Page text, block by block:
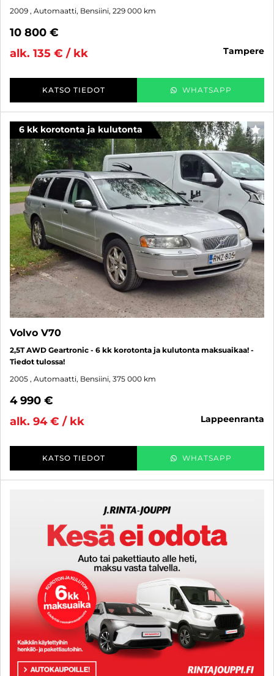
2009 , Automaatti, Bensiini, 229 000 km
10 800 €
alk. 135 € / kk
tampere
KATSO TIEDOT WHATSAPP
6 kk korotonta ja kulutonta
Volvo V70
2,5T AWD Geartronic - 6 kk korotonta ja kulutonta maksuaikaa! -
Tiedot tulossa!
2005 , Automaatti, Bensiini, 375 000 km
4 990 €
alk. 94 € / kk
lappeenranta
KATSO TIEDOT WHATSAPP